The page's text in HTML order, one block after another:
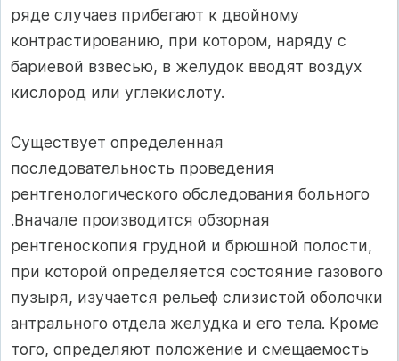
ряде случаев прибегают к двойному
контрастированию, при котором, наряду с
бариевой взвесью, в желудок вводят воздух
кислород или углекислоту.
Существует определенная
последовательность проведения
рентгенологического обследования больного
.Вначале производится обзорная
рентгеноскопия грудной и брюшной полости,
при которой определяется состояние газового
пузыря, изучается рельеф слизистой оболочки
антрального отдела желудка и его тела. Кроме
того, определяют положение и смещаемость